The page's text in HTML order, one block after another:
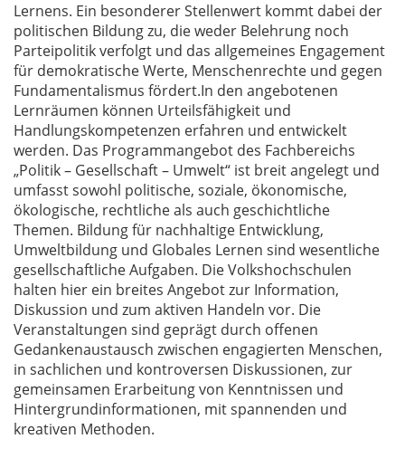
Lernens. Ein besonderer Stellenwert kommt dabei der
politischen Bildung zu, die weder Belehrung noch
Parteipolitik verfolgt und das allgemeines Engagement
für demokratische Werte, Menschenrechte und gegen
Fundamentalismus fördert.In den angebotenen
Lernräumen können Urteilsfähigkeit und
Handlungskompetenzen erfahren und entwickelt
werden. Das Programmangebot des Fachbereichs
„Politik – Gesellschaft – Umwelt“ ist breit angelegt und
umfasst sowohl politische, soziale, ökonomische,
ökologische, rechtliche als auch geschichtliche
Themen. Bildung für nachhaltige Entwicklung,
Umweltbildung und Globales Lernen sind wesentliche
gesellschaftliche Aufgaben. Die Volkshochschulen
halten hier ein breites Angebot zur Information,
Diskussion und zum aktiven Handeln vor. Die
Veranstaltungen sind geprägt durch offenen
Gedankenaustausch zwischen engagierten Menschen,
in sachlichen und kontroversen Diskussionen, zur
gemeinsamen Erarbeitung von Kenntnissen und
Hintergrundinformationen, mit spannenden und
kreativen Methoden.